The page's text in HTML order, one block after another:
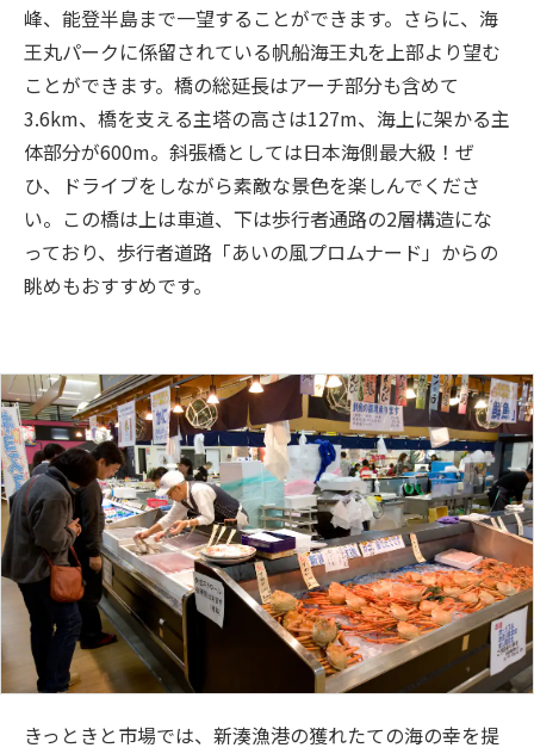
峰、能登半島まで一望することができます。さらに、海
王丸パークに係留されている帆船海王丸を上部より望む
ことができます。橋の総延長はアーチ部分も含めて
3.6km、橋を支える主塔の高さは127m、海上に架かる主
体部分が600m。斜張橋としては日本海側最大級！ぜ
ひ、ドライブをしながら素敵な景色を楽しんでくださ
い。この橋は上は車道、下は歩行者通路の2層構造にな
っており、歩行者道路「あいの風プロムナード」からの
眺めもおすすめです。
きっときと市場では、新湊漁港の獲れたての海の幸を提